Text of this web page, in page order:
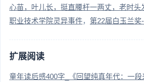
心苗，叶儿长，挺直腰杆一两丈，老时
职业技术学院灵异事件
第22届白玉兰奖
扩展阅读
童年读后感400字_《回望纯真年代：一